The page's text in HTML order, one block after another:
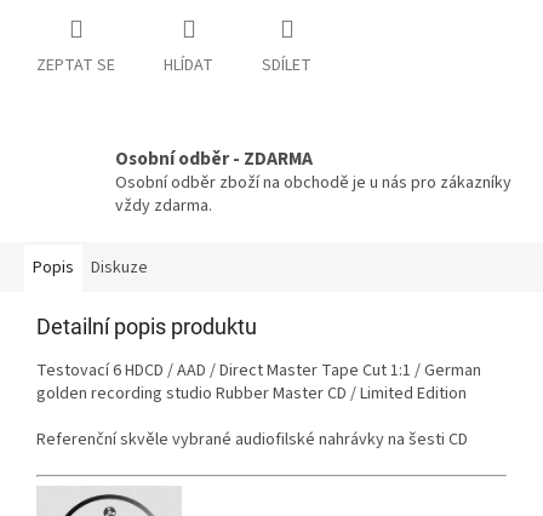
ZEPTAT SE HLÍDAT SDÍLET
Osobní odběr - ZDARMA
Osobní odběr zboží na obchodě je u nás pro zákazníky
vždy zdarma.
Popis Diskuze
Detailní popis produktu
Testovací 6 HDCD / AAD / Direct Master Tape Cut 1:1 / German
golden recording studio Rubber Master CD / Limited Edition
Referenční skvěle vybrané audiofilské nahrávky na šesti CD